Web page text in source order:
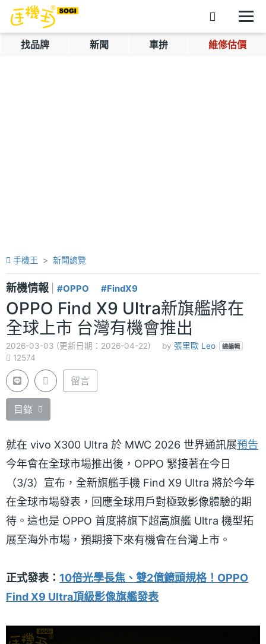
找品牌 新聞 車拚 維修估價
手機王 新聞總覽
新機情報 #OPPO #FindX9
OPPO Find X9 Ultra新旗艦將在
全球上市 台灣有機會推出
2026-03-03 (更新日期：2026-04-22) by 張里歐 Leo 總編輯
12574
留言
目錄
就在 vivo X300 Ultra 於 MWC 2026 世界通訊展預告
今年會在全球市場推出後，OPPO 緊接著在今日
（3/3）宣布，全新旗艦手機 Find X9 Ultra 將於今年
在全球市場發表，回應全球用戶對極致影像體驗的期
待。這也是 OPPO 首度將旗下超高旗艦 Ultra 機型拓
展至海外市場，預期接下來有機會在台灣上市。
正式發表： 10倍光學長焦、雙2億鏡頭規格！OPPO
Find X9 Ultra頂級影像旗艦發表